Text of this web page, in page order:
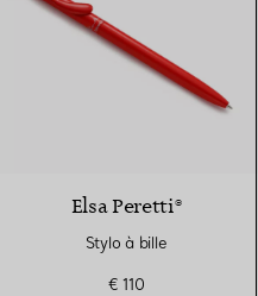
Elsa Peretti®
Stylo à bille
€ 110